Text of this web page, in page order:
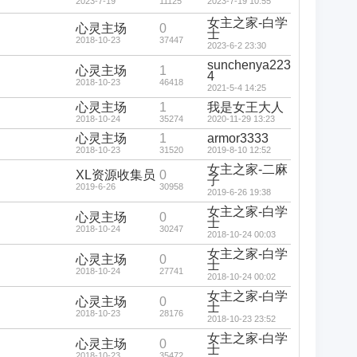
心灵主场
2018-10-23
0
37447
女主之家-白学
士
2023-6-2 23:30
心灵主场
2018-10-23
1
46418
sunchenya223
4
2021-5-4 14:25
心灵主场
2018-10-24
1
35274
我是女王大人
2020-11-29 13:23
心灵主场
2018-10-23
1
31520
armor3333
2019-8-10 12:52
XL资源收集员
2019-6-26
0
30958
女主之家-二麻
子
2019-6-26 19:38
心灵主场
2018-10-24
0
30247
女主之家-白学
士
2018-10-24 00:03
心灵主场
2018-10-24
0
27741
女主之家-白学
士
2018-10-24 00:02
心灵主场
2018-10-23
0
28176
女主之家-白学
士
2018-10-23 23:52
心灵主场 0
女主之家-白学
士